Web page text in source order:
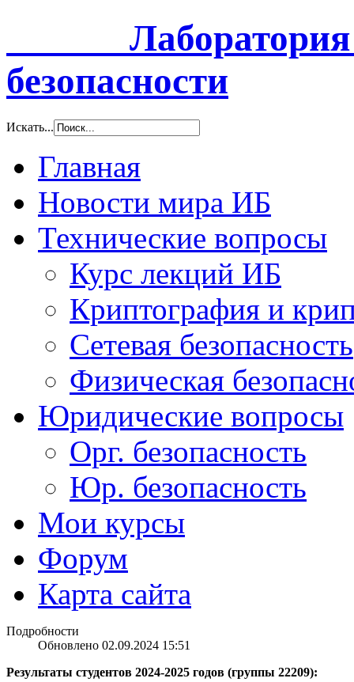
Лаборатория
безопасности
Искать...
Главная
Новости мира ИБ
Технические вопросы
Курс лекций ИБ
Криптография и
Сетевая безопасность
Физическая
Юридические вопросы
Орг. безопасность
Юр. безопасность
Мои курсы
Форум
Карта сайта
Подробности
Обновлено 02.09.2024 15:51
Результаты студентов 2024-2025 годов (группы 22209):